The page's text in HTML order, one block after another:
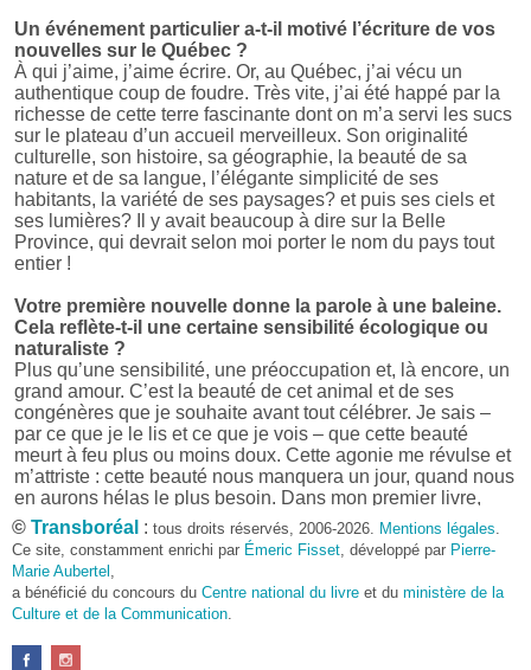
Un événement particulier a-t-il motivé l’écriture de vos
nouvelles sur le Québec ?
À qui j’aime, j’aime écrire. Or, au Québec, j’ai vécu un
authentique coup de foudre. Très vite, j’ai été happé par la
richesse de cette terre fascinante dont on m’a servi les sucs
sur le plateau d’un accueil merveilleux. Son originalité
culturelle, son histoire, sa géographie, la beauté de sa
nature et de sa langue, l’élégante simplicité de ses
habitants, la variété de ses paysages? et puis ses ciels et
ses lumières? Il y avait beaucoup à dire sur la Belle
Province, qui devrait selon moi porter le nom du pays tout
entier !
Votre première nouvelle donne la parole à une baleine.
Cela reflète-t-il une certaine sensibilité écologique ou
naturaliste ?
Plus qu’une sensibilité, une préoccupation et, là encore, un
grand amour. C’est la beauté de cet animal et de ses
congénères que je souhaite avant tout célébrer. Je sais –
par ce que je le lis et ce que je vois – que cette beauté
meurt à feu plus ou moins doux. Cette agonie me révulse et
m’attriste : cette beauté nous manquera un jour, quand nous
en aurons hélas le plus besoin. Dans mon premier livre,
j’avais pris goût à me mettre dans la peau d’une bête. Outre
l’intérêt de l’exercice littéraire, il me semble que cela peut
être un bon moyen pour transmettre certains messages.
Pourquoi avoir choisi le format des nouvelles plutôt
qu’un autre ?
D’abord parce que j’aime (décidément!) en lire !
© Transboréal : tous droits réservés, 2006-2026. Mentions légales
Ce site, constamment enrichi par Émeric Fisset , développé par Pierre-
Marie Aubertel
a bénéficié du concours du Centre national du livre et du ministère de la
Culture et de la Communication